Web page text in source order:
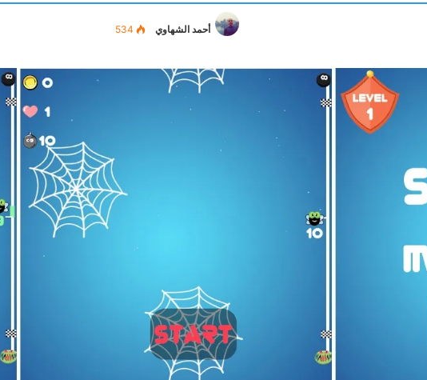
أحمد الشهاوي 534